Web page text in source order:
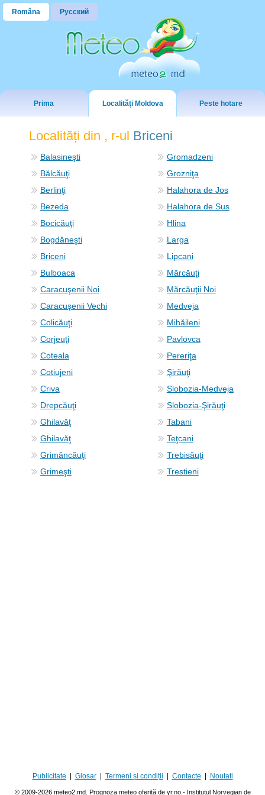
Româna Русский
Prima Localități Moldova Peste hotare
Localități din , r-ul Briceni
Balasineşti
Bălcăuţi
Berlinţi
Bezeda
Bocicăuţi
Bogdăneşti
Briceni
Bulboaca
Caracuşenii Noi
Caracuşenii Vechi
Colicăuţi
Corjeuţi
Coteala
Cotiujeni
Criva
Drepcăuţi
Ghilavăţ
Ghilavăţ
Grimăncăuţi
Grimeşti
Gromadzeni
Grozniţa
Halahora de Jos
Halahora de Sus
Hlina
Larga
Lipcani
Mărcăuţi
Mărcăuţii Noi
Medveja
Mihăileni
Pavlovca
Pereriţa
Şirăuţi
Slobozia-Medveja
Slobozia-Şirăuţi
Tabani
Teţcani
Trebisăuţi
Trestieni
Publicitate Glosar| Termeni și condiții Contacte Noutati
© 2009-2026 meteo2.md. Prognoza meteo oferită de yr.no - Institutul Norvegian de